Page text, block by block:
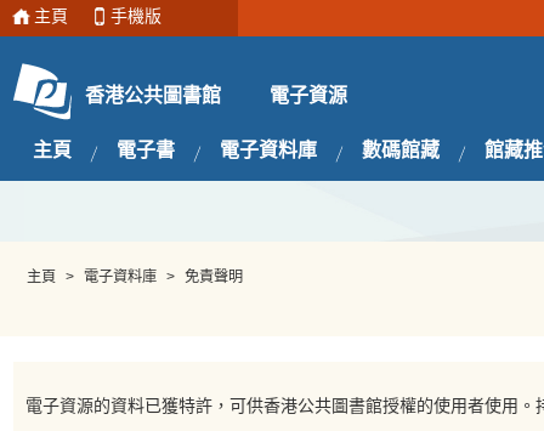
主頁 手機版
香港公共圖書館 電子資源
主頁 電子書 電子資料庫 數碼館藏 館藏
主頁 > 電子資料庫 > 免責聲明
電子資源的資料已獲特許，可供香港公共圖書館授權的使用者使用